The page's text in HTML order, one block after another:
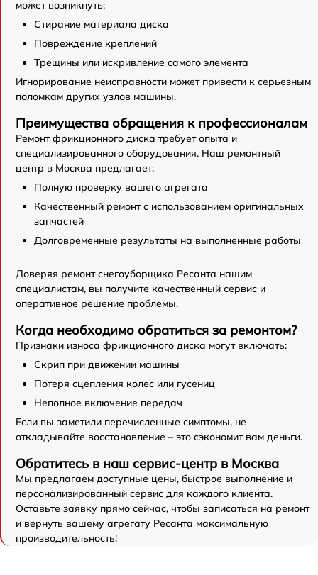
может возникнуть:
Стирание материала диска
Повреждение креплений
Трещины или искривление самого элемента
Игнорирование неисправности может привести к серьезным
поломкам других узлов машины.
Преимущества обращения к профессионалам
Ремонт фрикционного диска требует опыта и
специализированного оборудования. Наш ремонтный
центр в Москва предлагает:
Полную проверку вашего агрегата
Качественный ремонт с использованием оригинальных
запчастей
Долговременные результаты на выполненные работы
Доверяя ремонт снегоуборщика Ресанта нашим
специалистам, вы получите качественный сервис и
оперативное решение проблемы.
Когда необходимо обратиться за ремонтом?
Признаки износа фрикционного диска могут включать:
Скрип при движении машины
Потеря сцепления колес или гусениц
Неполное включение передач
Если вы заметили перечисленные симптомы, не
откладывайте восстановление – это сэкономит вам деньги.
Обратитесь в наш сервис-центр в Москва
Мы предлагаем доступные цены, быстрое выполнение и
персонализированный сервис для каждого клиента.
Оставьте заявку прямо сейчас, чтобы записаться на ремонт
и вернуть вашему агрегату Ресанта максимальную
производительность!